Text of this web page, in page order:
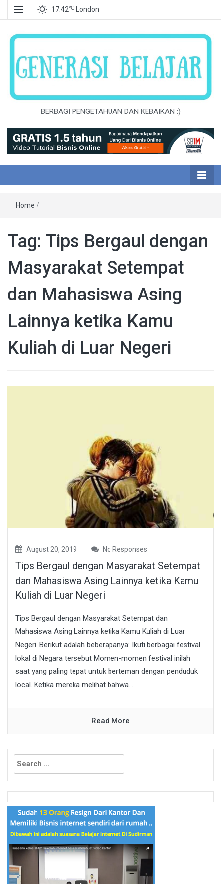
17.42℃ London
BERBAGI PENGETAHUAN DAN KEBAIKAN :)
Home /
Tag: Tips Bergaul dengan
Masyarakat Setempat
dan Mahasiswa Asing
Lainnya ketika Kamu
Kuliah di Luar Negeri
August 20, 2019 No Responses
Tips Bergaul dengan Masyarakat Setempat
dan Mahasiswa Asing Lainnya ketika Kamu
Kuliah di Luar Negeri
Tips Bergaul dengan Masyarakat Setempat dan
Mahasiswa Asing Lainnya ketika Kamu Kuliah di Luar
Negeri. Berikut adalah beberapanya: Ikuti berbagai festival
lokal di Negara tersebut Momen-momen festival inilah
saat yang paling tepat untuk berteman dengan penduduk
local. Ketika mereka melihat bahwa...
Read More
Search
for: